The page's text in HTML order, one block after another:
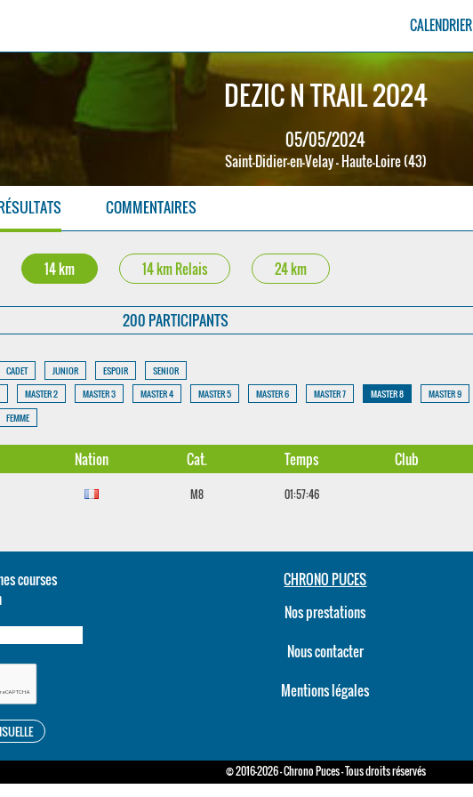
CALENDRIER
DEZIC N TRAIL 2024
05/05/2024
Saint-Didier-en-Velay - Haute-Loire (43)
COMMENTAIRES
14 km 14 km Relais 24 km
200 PARTICIPANTS
CADET JUNIOR ESPOIR
SENIOR
MASTER 2 MASTER 3 MASTER 4 MASTER 5 MASTER 6 MASTER 7 MASTER 8 MASTER 9
FEMME
Nation Cat. Temps Club
M8 01:57:46
courses
CHRONO PUCES
Nos prestations
Nous contacter
Mentions légales
© 2016-2026 - Chrono Puces - Tous droits réservés